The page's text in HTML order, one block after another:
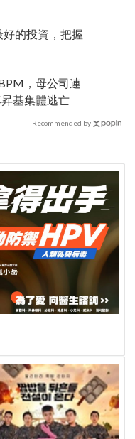
的投資，把握
，母公司連
基集體逃亡
Recommended by